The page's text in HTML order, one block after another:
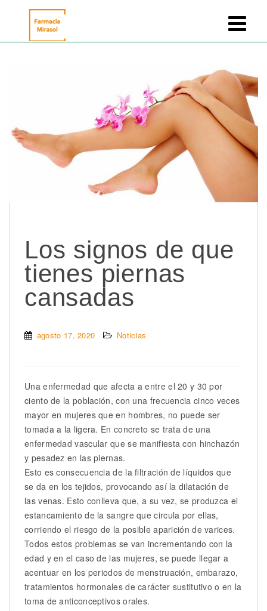
Los signos de que
tienes piernas
cansadas
agosto 17, 2020 Noticias
Una enfermedad que afecta a entre el 20 y 30 por
ciento de la población, con una frecuencia cinco veces
mayor en mujeres que en hombres, no puede ser
tomada a la ligera. En concreto se trata de una
enfermedad vascular que se manifiesta con hinchazón
y pesadez en las piernas.
Esto es consecuencia de la filtración de líquidos que
se da en los tejidos, provocando así la dilatación de
las venas. Esto conlleva que, a su vez, se produzca el
estancamiento de la sangre que circula por ellas,
corriendo el riesgo de la posible aparición de varices.
Todos estos problemas se van incrementando con la
edad y en el caso de las mujeres, se puede llegar a
acentuar en los periodos de menstruación, embarazo,
tratamientos hormonales de carácter sustitutivo o en la
toma de anticonceptivos orales.